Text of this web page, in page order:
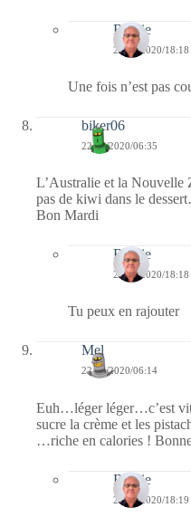
Bernie
22/09/2020/18:18
Une fois n’est pas
biker06
22/09/2020/06:35
L’Australie et la Nouvelle
pas de kiwi dans le
Bon Mardi
Bernie
22/09/2020/18:18
Tu peux en rajouter
Mel
22/09/2020/06:14
Euh…léger léger…c’est
sucre la crème et les
…riche en calories !
Bernie
22/09/2020/18:19